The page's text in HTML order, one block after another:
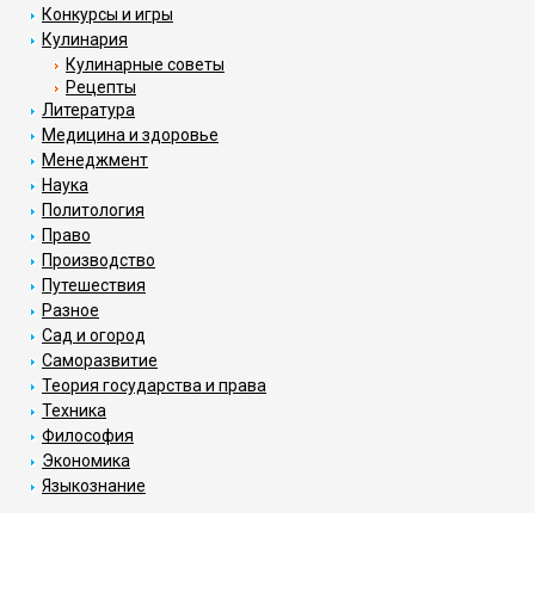
Конкурсы и игры
Кулинария
Кулинарные советы
Рецепты
Литература
Медицина и здоровье
Менеджмент
Наука
Политология
Право
Производство
Путешествия
Разное
Сад и огород
Саморазвитие
Теория государства и права
Техника
Философия
Экономика
Языкознание